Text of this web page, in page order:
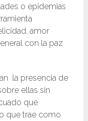
o epidemias
amor
con la paz
la presencia de
ellas sin
que
que trae como